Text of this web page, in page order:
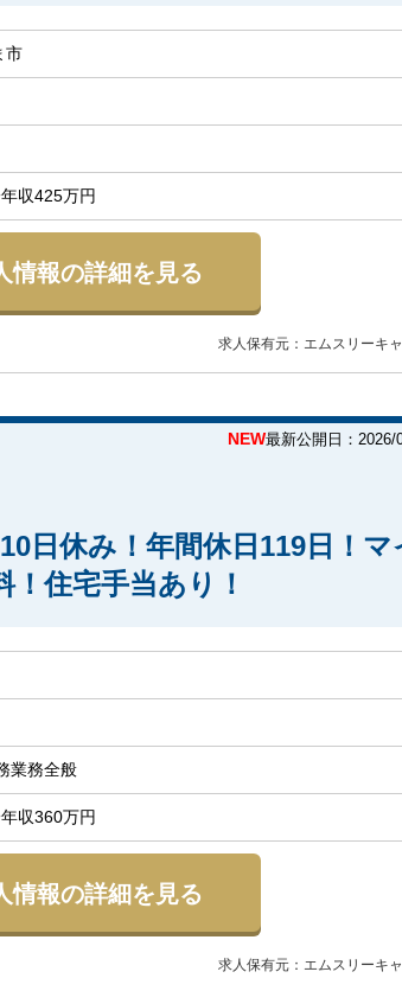
市
収425万円
情報の詳細を見る
求人保有元：エムスリーキ
NEW最新公開日：2026/
日休み！年間休日119日！マ
！住宅手当あり！
業務全般
収360万円
情報の詳細を見る
求人保有元：エムスリーキ